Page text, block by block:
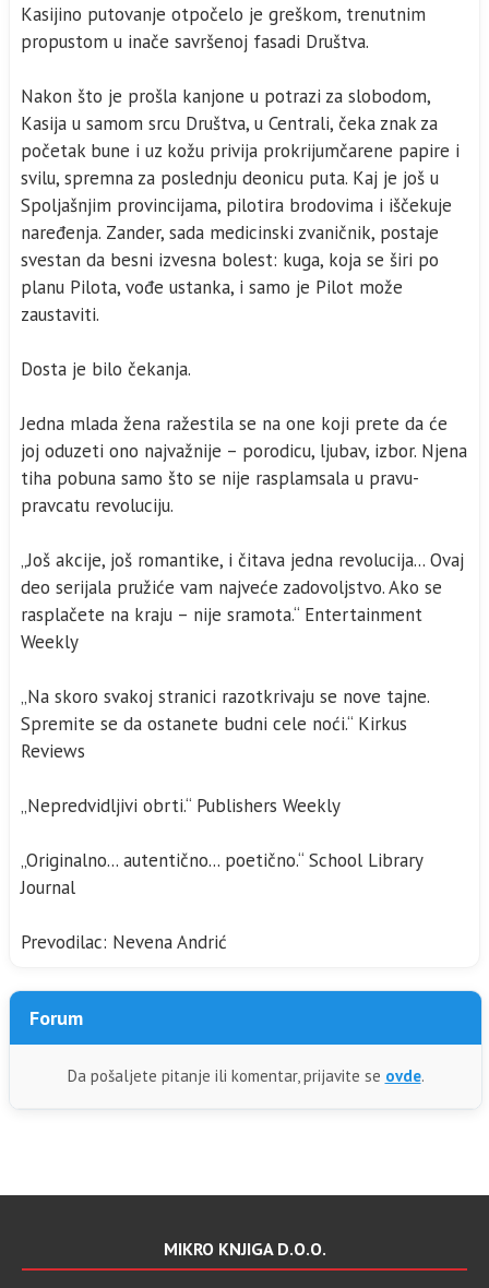
Kasijino putovanje otpočelo je greškom, trenutnim
propustom u inače savršenoj fasadi Društva.
Nakon što je prošla kanjone u potrazi za slobodom,
Kasija u samom srcu Društva, u Centrali, čeka znak za
početak bune i uz kožu privija prokrijumčarene papire i
svilu, spremna za poslednju deonicu puta. Kaj je još u
Spoljašnjim provincijama, pilotira brodovima i iščekuje
naređenja. Zander, sada medicinski zvaničnik, postaje
svestan da besni izvesna bolest: kuga, koja se širi po
planu Pilota, vođe ustanka, i samo je Pilot može
zaustaviti.
Dosta je bilo čekanja.
Jedna mlada žena ražestila se na one koji prete da će
joj oduzeti ono najvažnije – porodicu, ljubav, izbor. Njena
tiha pobuna samo što se nije rasplamsala u pravu-
pravcatu revoluciju.
„Još akcije, još romantike, i čitava jedna revolucija... Ovaj
deo serijala pružiće vam najveće zadovoljstvo. Ako se
rasplačete na kraju – nije sramota.“ Entertainment
Weekly
„Na skoro svakoj stranici razotkrivaju se nove tajne.
Spremite se da ostanete budni cele noći.“ Kirkus
Reviews
„Nepredvidljivi obrti.“ Publishers Weekly
„Originalno... autentično... poetično.“ School Library
Journal
Prevodilac: Nevena Andrić
Forum
Da pošaljete pitanje ili komentar, prijavite se ovde.
MIKRO KNJIGA D.O.O.